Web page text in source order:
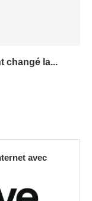
changé la...
avec